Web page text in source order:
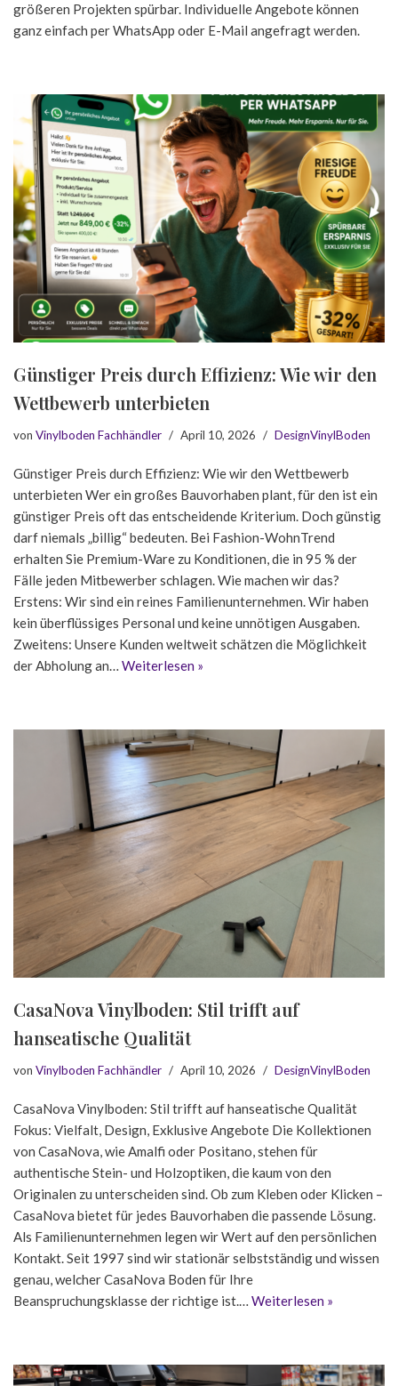
größeren Projekten spürbar. Individuelle Angebote können
ganz einfach per WhatsApp oder E-Mail angefragt werden.
Günstiger Preis durch Effizienz: Wie wir den
Wettbewerb unterbieten
von Vinylboden Fachhändler April 10, 2026 DesignVinylBoden
Günstiger Preis durch Effizienz: Wie wir den Wettbewerb
unterbieten Wer ein großes Bauvorhaben plant, für den ist ein
günstiger Preis oft das entscheidende Kriterium. Doch günstig
darf niemals „billig“ bedeuten. Bei Fashion-WohnTrend
erhalten Sie Premium-Ware zu Konditionen, die in 95 % der
Fälle jeden Mitbewerber schlagen. Wie machen wir das?
Erstens: Wir sind ein reines Familienunternehmen. Wir haben
kein überflüssiges Personal und keine unnötigen Ausgaben.
Zweitens: Unsere Kunden weltweit schätzen die Möglichkeit
der Abholung an… Weiterlesen »
CasaNova Vinylboden: Stil trifft auf
hanseatische Qualität
von Vinylboden Fachhändler April 10, 2026 DesignVinylBoden
CasaNova Vinylboden: Stil trifft auf hanseatische Qualität
Fokus: Vielfalt, Design, Exklusive Angebote Die Kollektionen
von CasaNova, wie Amalfi oder Positano, stehen für
authentische Stein- und Holzoptiken, die kaum von den
Originalen zu unterscheiden sind. Ob zum Kleben oder Klicken –
CasaNova bietet für jedes Bauvorhaben die passende Lösung.
Als Familienunternehmen legen wir Wert auf den persönlichen
Kontakt. Seit 1997 sind wir stationär selbstständig und wissen
genau, welcher CasaNova Boden für Ihre
Beanspruchungsklasse der richtige ist.… Weiterlesen »